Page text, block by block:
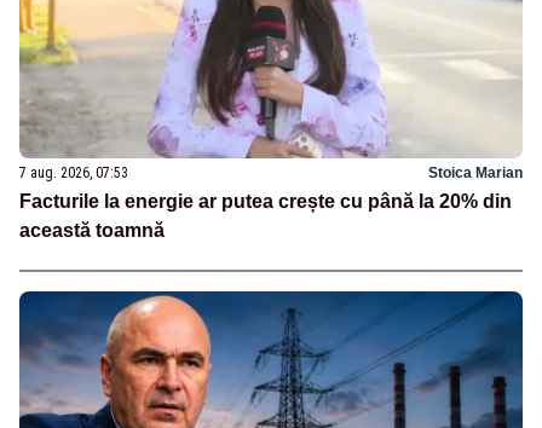
7 aug. 2026, 07:53 Stoica Marian
Facturile la energie ar putea crește cu până la 20% din
această toamnă